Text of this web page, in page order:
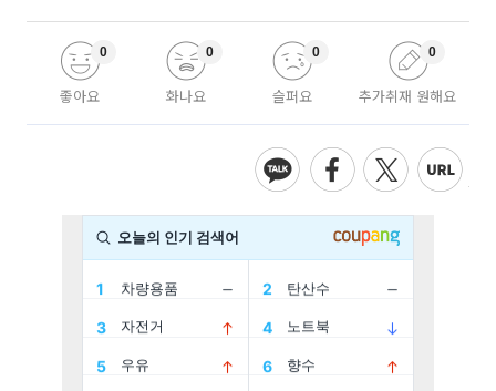
좋아요
0
화나요
0
슬퍼요
0
추가취재 원해요
0